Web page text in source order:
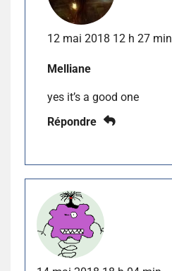
12 mai 2018 12 h 27 min
Melliane
yes it’s a good one
Répondre